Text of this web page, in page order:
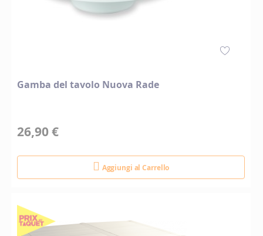
Gamba del tavolo Nuova Rade
26,90 €
Aggiungi al Carrello